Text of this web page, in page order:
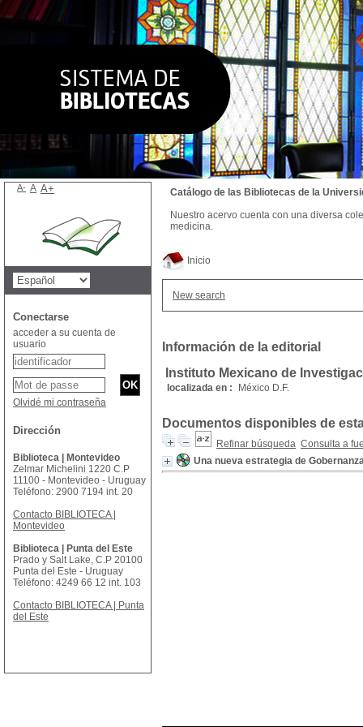
Inicio
New search
Información de la editorial
Instituto Mexicano de
localizada en : México D.F.
Documentos disponibles de
Refinar búsqueda Consulta a
Una nueva estrategia de
Catálogo de las Bibliotecas de la
Nuestro acervo cuenta con una diversa
medicina.
A- A A+
Conectarse
acceder a su cuenta de
usuario
Olvidé mi contraseña
Dirección
Biblioteca | Montevideo
Zelmar Michelini 1220 C.P
11100 - Montevideo - Uruguay
Teléfono: 2900 7194 int. 20
Contacto BIBLIOTECA |
Montevideo
Biblioteca | Punta del Este
Prado y Salt Lake, C.P 20100
Punta del Este - Uruguay
Teléfono: 4249 66 12 int. 103
Contacto BIBLIOTECA | Punta
del Este